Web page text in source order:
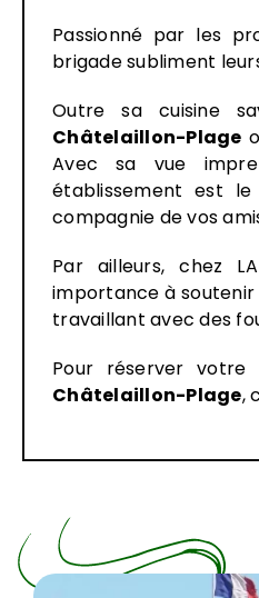
Passionné par les
brigadesubliment
Outre sa cuisine
Châtelaillon-Plage
Avec sa vue
établissement est
compagnie de vos
Par ailleurs, chez
importance à
travaillant avec des
Pour réserver
Châtelaillon-Plage,